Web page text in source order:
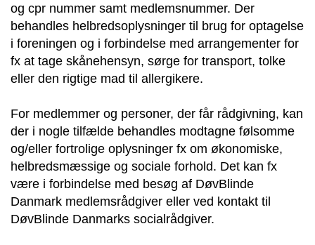
og cpr nummer samt medlemsnummer. Der
behandles helbredsoplysninger til brug for optagelse
i foreningen og i forbindelse med arrangementer for
fx at tage skånehensyn, sørge for transport, tolke
eller den rigtige mad til allergikere.
For medlemmer og personer, der får rådgivning, kan
der i nogle tilfælde behandles modtagne følsomme
og/eller fortrolige oplysninger fx om økonomiske,
helbredsmæssige og sociale forhold. Det kan fx
være i forbindelse med besøg af DøvBlinde
Danmark medlemsrådgiver eller ved kontakt til
DøvBlinde Danmarks socialrådgiver.